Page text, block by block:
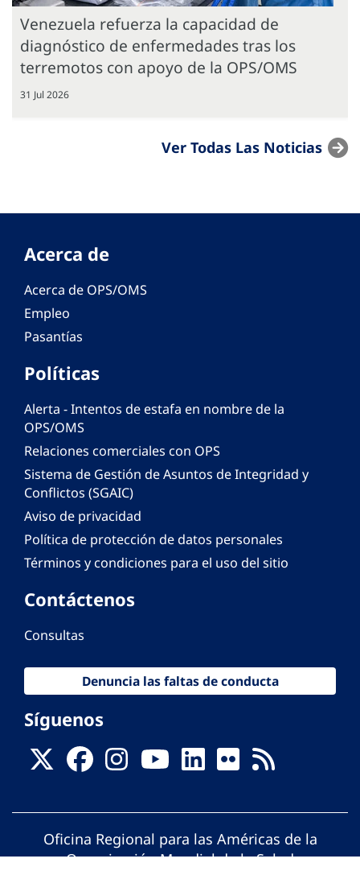
Venezuela refuerza la capacidad de
diagnóstico de enfermedades tras los
terremotos con apoyo de la OPS/OMS
31 Jul 2026
Ver Todas Las Noticias
Acerca de
Acerca de OPS/OMS
Empleo
Pasantías
Políticas
Alerta - Intentos de estafa en nombre de la
OPS/OMS
Relaciones comerciales con OPS
Sistema de Gestión de Asuntos de Integridad y
Conflictos (SGAIC)
Aviso de privacidad
Política de protección de datos personales
Términos y condiciones para el uso del sitio
Contáctenos
Consultas
Denuncia las faltas de conducta
Síguenos
Oficina Regional para las Américas de la
Organización Mundial de la Salud